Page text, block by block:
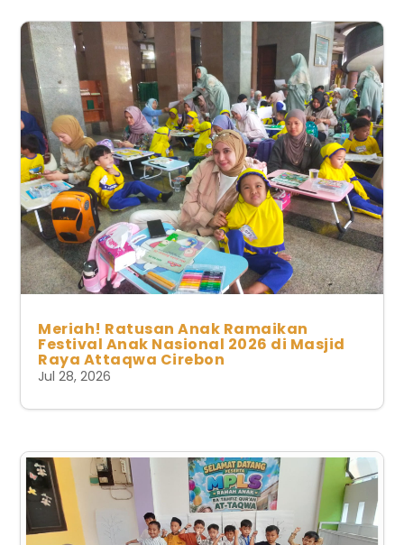
Meriah! Ratusan Anak Ramaikan
Festival Anak Nasional 2026 di Masjid
Raya Attaqwa Cirebon
Jul 28, 2026